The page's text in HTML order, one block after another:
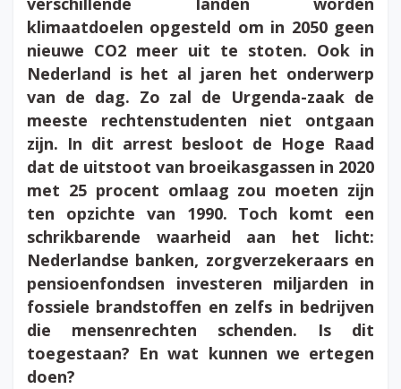
klimaatdoelen opgesteld om in 2050 geen
nieuwe CO2 meer uit te stoten. Ook in
Nederland is het al jaren het onderwerp
van de dag. Zo zal de Urgenda-zaak de
meeste rechtenstudenten niet ontgaan
zijn. In dit arrest besloot de Hoge Raad
dat de uitstoot van broeikasgassen in 2020
met 25 procent omlaag zou moeten zijn
ten opzichte van 1990. Toch komt een
schrikbarende waarheid aan het licht:
Nederlandse banken, zorgverzekeraars en
pensioenfondsen investeren miljarden in
fossiele brandstoffen en zelfs in bedrijven
die mensenrechten schenden. Is dit
toegestaan? En wat kunnen we ertegen
doen?